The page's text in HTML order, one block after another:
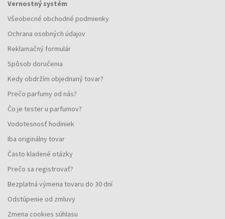
Vernostný systém
Všeobecné obchodné podmienky
Ochrana osobných údajov
Reklamačný formulár
Spôsob doručenia
Kedy obdržím objednaný tovar?
Prečo parfumy od nás?
Čo je tester u parfumov?
Vodotesnosť hodiniek
Iba originálny tovar
Často kladené otázky
Prečo sa registrovať?
Bezplatná výmena tovaru do 30 dní
Odstúpenie od zmluvy
Zmena cookies súhlasu